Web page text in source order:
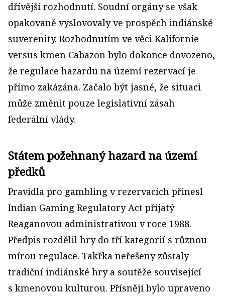
dřívější rozhodnutí. Soudní orgány se však
opakovaně vyslovovaly ve prospěch indiánské
suverenity. Rozhodnutím ve věci Kalifornie
versus kmen Cabazon bylo dokonce dovozeno,
že regulace hazardu na území rezervací je
přímo zakázána. Začalo být jasné, že situaci
může změnit pouze legislativní zásah
federální vlády.
Státem požehnaný hazard na území
předků
Pravidla pro gambling v rezervacích přinesl
Indian Gaming Regulatory Act přijatý
Reaganovou administrativou v roce 1988.
Předpis rozdělil hry do tří kategorií s různou
mírou regulace. Takřka neřešeny zůstaly
tradiční indiánské hry a soutěže související
s kmenovou kulturou. Přísněji bylo upraveno